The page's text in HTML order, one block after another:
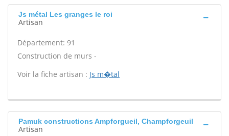
Js métal Les granges le roi
Artisan
Département: 91
Construction de murs -
Voir la fiche artisan : Js m�tal
Pamuk constructions Ampforgueil, Champforgeuil
Artisan